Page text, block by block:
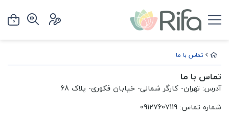
تماس با ما
تماس با ما
آدرس: تهران- کارگر شمالی- خیابان فکوری- پلاک 68
شماره تماس: 09127607119
0